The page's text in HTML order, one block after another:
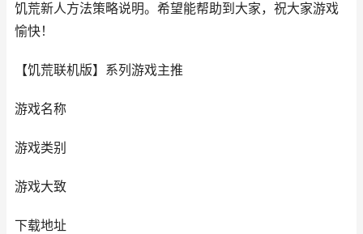
饥荒新人方法策略说明。希望能帮助到大家，祝大家游戏
愉快！
【饥荒联机版】系列游戏主推
游戏名称
游戏类别
游戏大致
下载地址